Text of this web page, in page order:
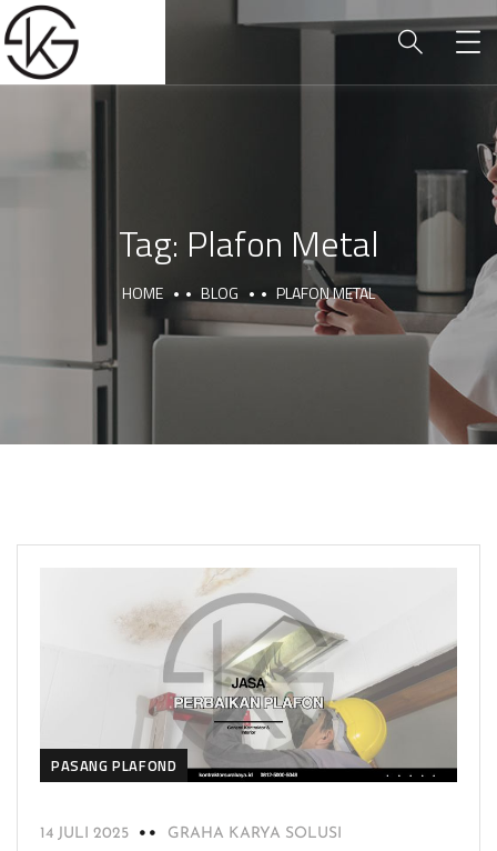
Tag: Plafon Metal
HOME BLOG PLAFON METAL
PASANG PLAFOND
14 JULI 2025
GRAHA KARYA SOLUSI